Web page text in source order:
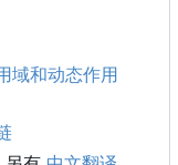
域和动态作用